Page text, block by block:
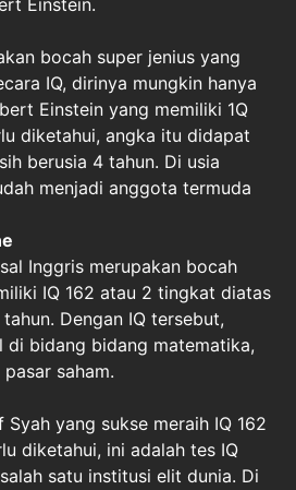
Einstein.
bocah super jenius yang
IQ, dirinya mungkin hanya
Einstein yang memiliki 1Q
diketahui, angka itu didapat
berusia 4 tahun. Di usia
menjadi anggota termuda
Inggris merupakan bocah
IQ 162 atau 2 tingkat diatas
Dengan IQ tersebut,
di bidang bidang matematika,
saham.
Syah yang sukse meraih IQ 162
diketahui, ini adalah tes IQ
satu institusi elit dunia. Di